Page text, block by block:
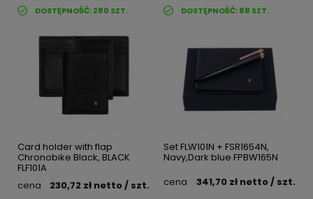
DOSTĘPNOŚĆ:280 SZT. DOSTĘPNOŚĆ:88 SZT.
Card holder with flap
Chronobike Black, BLACK
FLF101A
cena
230,72 zł netto/ szt.
Set FLW101N + FSR1654N,
Navy,Dark blue FPBW165N
cena
341,70 zł netto/ szt.